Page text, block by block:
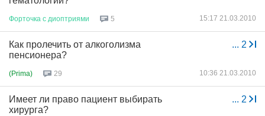
Форточка с диоптриями 5 15:17 21.03.2010
... 2
Как пролечить от алкоголизма
пенсионера?
(Prima) 29 10:36 21.03.2010
... 2
Имеет ли право пациент выбирать
хирурга?